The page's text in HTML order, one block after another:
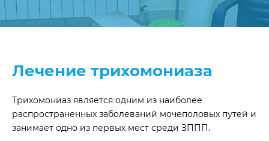
Лечение трихомониаза
Трихомониаз является одним из наиболее
распространенных заболеваний мочеполовых путей и
занимает одно из первых мест среди ЗППП.